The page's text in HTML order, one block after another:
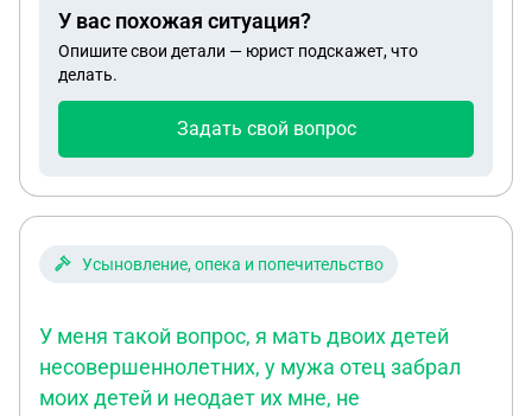
У вас похожая ситуация?
Опишите свои детали — юрист подскажет, что
делать.
Задать свой вопрос
Усыновление, опека и попечительство
У меня такой вопрос, я мать двоих детей
несовершеннолетних, у мужа отец забрал
моих детей и неодает их мне, не